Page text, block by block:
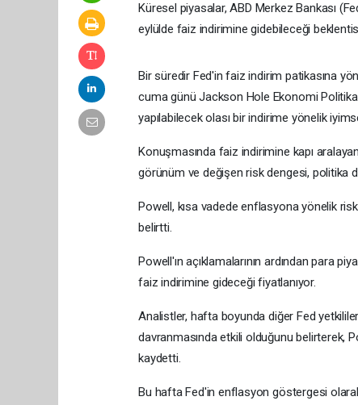
Küresel piyasalar, ABD Merkez Bankası
eylülde faiz indirimine gidebileceği
Bir süredir Fed'in faiz indirim patikasına
cuma günü Jackson Hole Ekonomi
yapılabilecek olası bir indirime yönelik
Konuşmasında faiz indirimine kapı
görünüm ve değişen risk dengesi, politika
Powell, kısa vadede enflasyona yönelik
belirtti.
Powell'ın açıklamalarının ardından para
faiz indirimine gideceği fiyatlanıyor.
Analistler, hafta boyunda diğer Fed
davranmasında etkili olduğunu belirterek,
kaydetti.
Bu hafta Fed'in enflasyon göstergesi